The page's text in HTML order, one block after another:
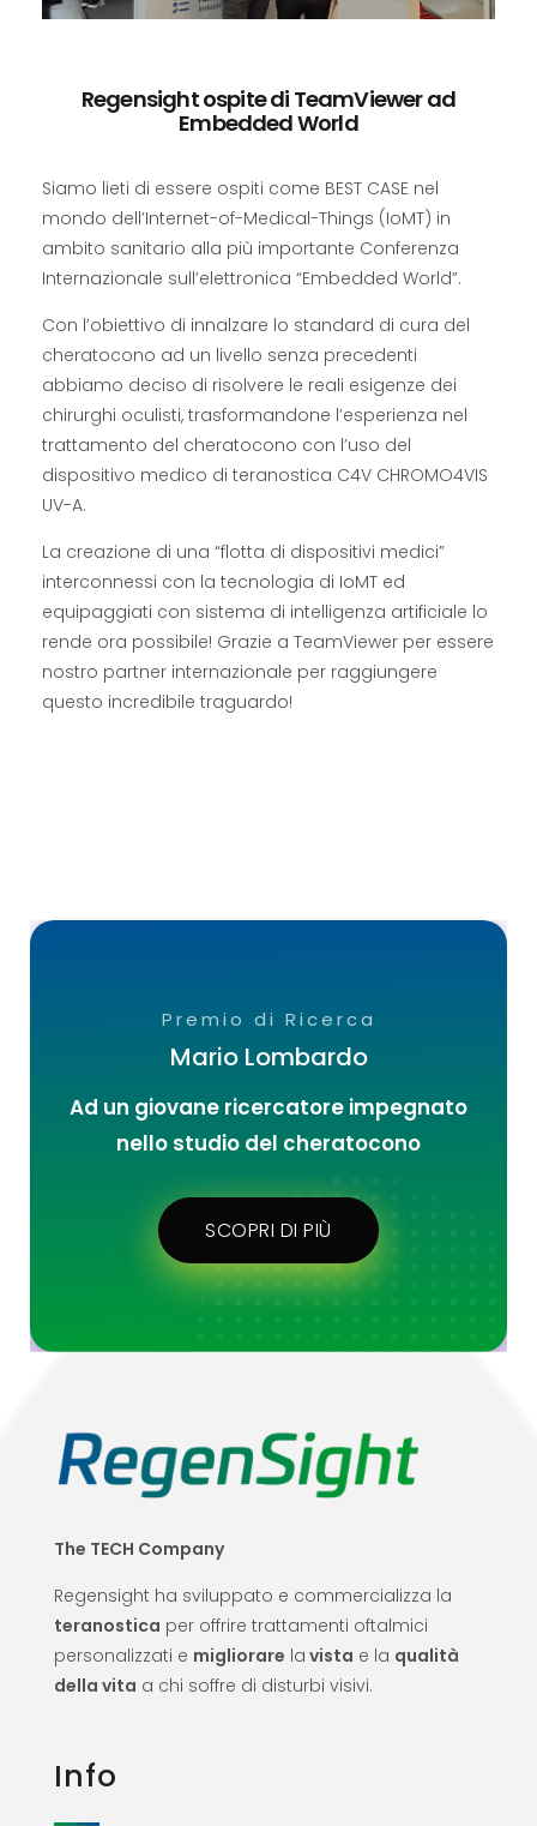
Regensight ospite di TeamViewer ad
Embedded World
Siamo lieti di essere ospiti come BEST CASE nel
mondo dell’Internet-of-Medical-Things (IoMT) in
ambito sanitario alla più importante Conferenza
Internazionale sull’elettronica “Embedded World”.
Con l’obiettivo di innalzare lo standard di cura del
cheratocono ad un livello senza precedenti
abbiamo deciso di risolvere le reali esigenze dei
chirurghi oculisti, trasformandone l’esperienza nel
trattamento del cheratocono con l’uso del
dispositivo medico di teranostica C4V CHROMO4VIS
UV-A.
La creazione di una “flotta di dispositivi medici”
interconnessi con la tecnologia di IoMT ed
equipaggiati con sistema di intelligenza artificiale lo
rende ora possibile! Grazie a TeamViewer per essere
nostro partner internazionale per raggiungere
questo incredibile traguardo!
Premio di Ricerca
Mario Lombardo
Ad un giovane ricercatore impegnato
nello studio del cheratocono
SCOPRI DI PIÙ
The TECH Company
Regensight ha sviluppato e commercializza la
teranostica per offrire trattamenti oftalmici
personalizzati e migliorare la vista e la qualità
della vita a chi soffre di disturbi visivi.
Info